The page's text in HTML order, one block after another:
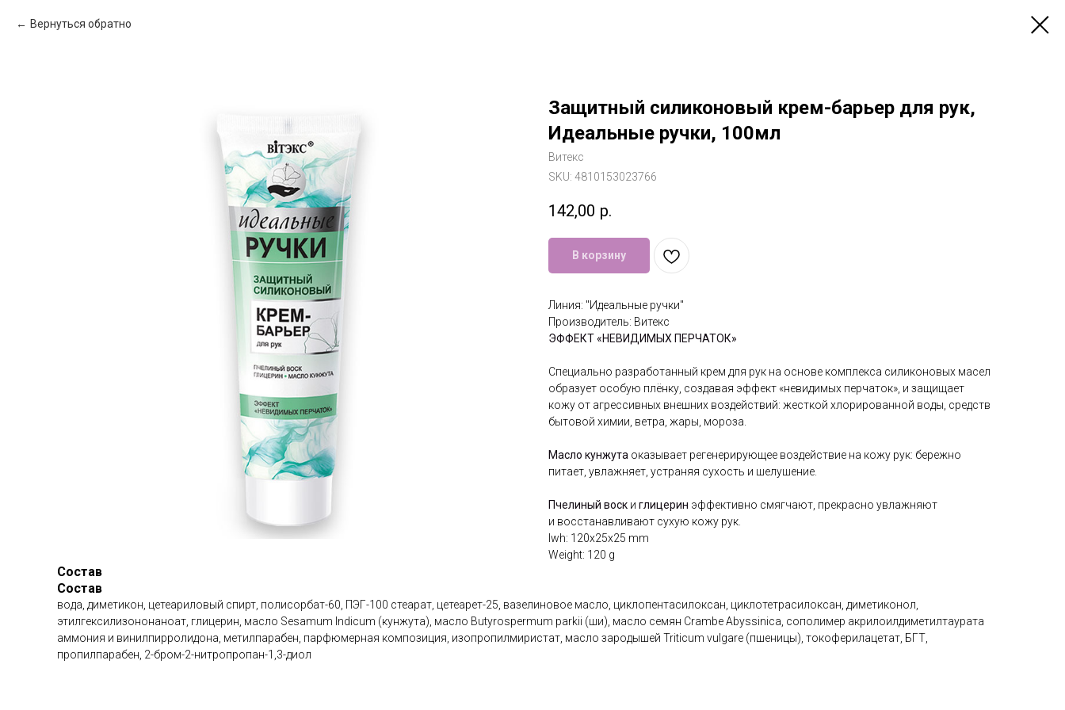
Вернуться обратно
Защитный силиконовый крем-барьер для рук,
Идеальные ручки, 100мл
Витекс
SKU: 4810153023766
142,00 р.
В корзину
Линия: "Идеальные ручки"
Производитель: Витекс
ЭФФЕКТ «НЕВИДИМЫХ ПЕРЧАТОК»
Специально разработанный крем для рук на основе комплекса силиконовых масел
образует особую плёнку, создавая эффект «невидимых перчаток», и защищает
кожу от агрессивных внешних воздействий: жесткой хлорированной воды, средств
бытовой химии, ветра, жары, мороза.
Масло кунжута оказывает регенерирующее воздействие на кожу рук: бережно
питает, увлажняет, устраняя сухость и шелушение.
Пчелиный воск и глицерин эффективно смягчают, прекрасно увлажняют
и восстанавливают сухую кожу рук.
lwh: 120x25x25 mm
Weight: 120 g
Состав
Состав
вода, диметикон, цетеариловый спирт, полисорбат-60, ПЭГ-100 стеарат, цетеарет-25, вазелиновое масло, циклопентасилоксан, циклотетрасилоксан, диметиконол,
этилгексилизононаноат, глицерин, масло Sesamum Indicum (кунжута), масло Butyrospermum parkii (ши), масло семян Crambe Abyssinica, сополимер акрилоилдиметилтаурата
аммония и винилпирролидона, метилпарабен, парфюмерная композиция, изопропилмиристат, масло зародышей Triticum vulgare (пшеницы), токоферилацетат, БГТ,
пропилпарабен, 2-бром-2-нитропропан-1,3-диол